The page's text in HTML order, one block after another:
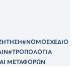
#ΝΟΜΟΣΧΕΔΙΟ
#ΤΡΟΠΟΛΟΓΙΑ
ΜΕΤΑΦΟΡΩΝ